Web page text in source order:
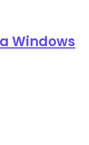
Windows